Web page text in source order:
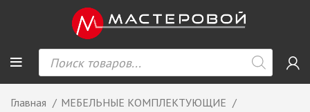
Главная
МЕБЕЛЬНЫЕ КОМПЛЕКТУЮЩИЕ